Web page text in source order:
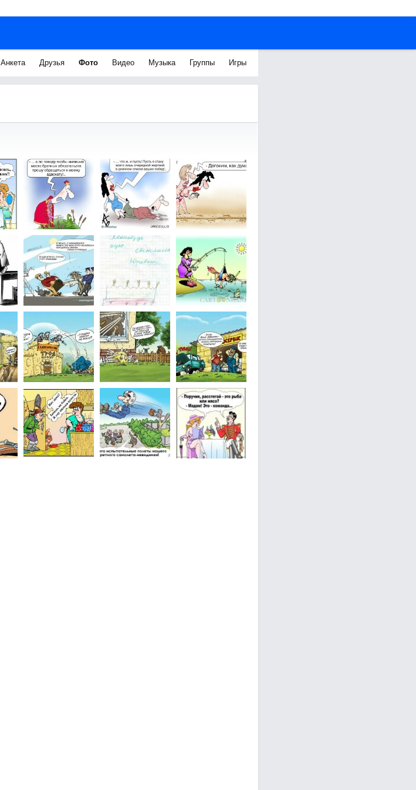
Анкета Друзья Фото Видео Музыка Группы Игры